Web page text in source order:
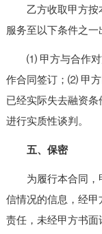
乙方收取甲方按本
服务至以下条件之一
⑴ 甲方与合作对方
作合同签订；⑵ 甲
已经实际失去融资
进行实质性谈判。
五、保密
为履行本合同，甲
信情况的信息，经
责任，未经甲方书